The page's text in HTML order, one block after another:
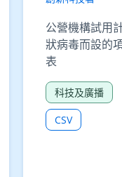
公營機構試用
狀病毒而設的
表
科技及廣播
CSV